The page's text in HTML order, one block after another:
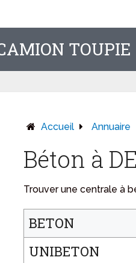
TOUPIE
Accueil Annuaire
Béton à
Trouver une centrale à
BETON
UNIBETON